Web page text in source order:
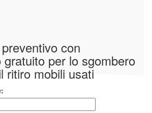
con
gratuito per lo sgombero
ritiro mobili usati